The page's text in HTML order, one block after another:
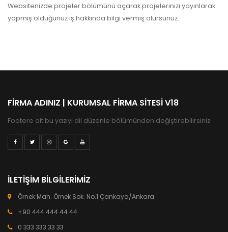
Websitenizde projeler bölümünü açarak projelerinizi yayınlarak
yapmış olduğunuz iş hakkında bilgi vermiş olursunuz.
FIRMA ADINIZ | KURUMSAL FIRMA SITESI V18
Footere ait bu yazıyı dil düzenle bölümünden değiştirebilirsiniz.
İLETIŞIM BILGILERIMIZ
Örnek Mah. Örnek Sok. No.1 Çankaya/Ankara
+90 444 444 44 44
0 333 333 33 33